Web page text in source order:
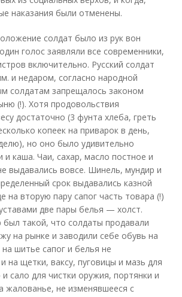
наказания были отменены.
солдат было из рук вон
голос заявляли все современники,
включительно. Русский солдат
и недаром, согласно народной
солдатам запрещалось законом
(!). Хотя продовольствия
достаточно (3 фунта хлеба, греть
копеек на приварок в день,
но оно было удивительно
каша. Чаи, сахар, масло постное и
выдавались вовсе. Шинель, мундир и
срок выдавались казной
на вторую пару сапог часть товара (!)
две пары белья — холст.
такой, что солдаты продавали
на рынке и заводили себе обувь на
на шитье сапог и белья не
на щетки, ваксу, пуговицы и мазь для
сало для чистки оружия, портянки и
жалованье, не изменявшееся с